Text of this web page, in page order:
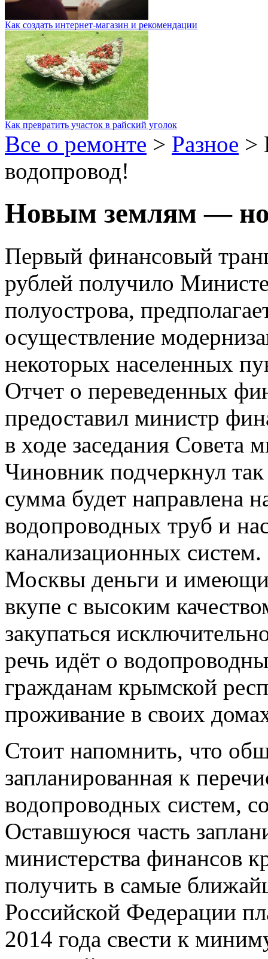
Как создать интернет-магазин и рекомендации
Как превратить участок в райский уголок
Все о ремонте > Разное >
водопровод!
Новым землям —
Первый финансовый
рублей получило
полуострова,
осуществление
некоторых населенных
Отчет о переведенных
предоставил министр
в ходе заседания Совета
Чиновник подчеркнул
сумма будет направлена
водопроводных труб и
канализационных
Москвы деньги и
вкупе с высоким
закупаться
речь идёт о
гражданам крымской
проживание в своих
Стоит напомнить, что
запланированная к
водопроводных систем,
Оставшуюся часть
министерства финансов
получить в самые
Российской Федерации
2014 года свести к